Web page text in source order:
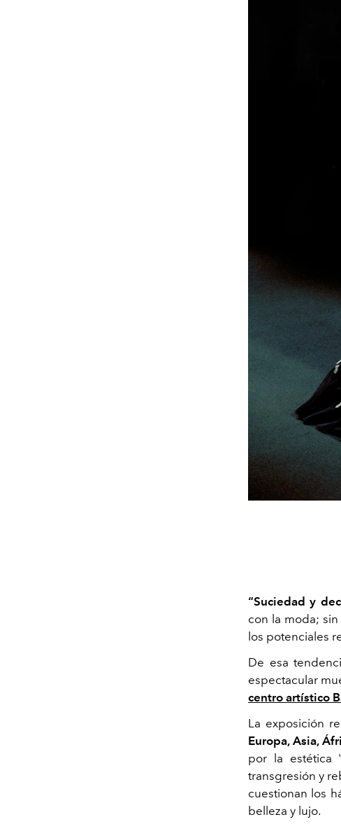
“Suciedad y
con la moda;
los potenciales
De esa
espectacular
centro artístico
La exposición
Europa, Asia,
por la estética
transgresión y
cuestionan los
belleza y lujo.